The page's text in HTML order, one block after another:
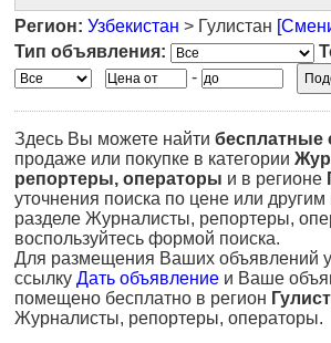
Регион: Узбекистан > Гулистан
Тип объявления:
-
Здесь Вы можете найти бесплатные
продаже или покупке в категории
репортеры, операторы и в регионе
уточнения поиска по цене или
разделе Журналисты, репортеры,
воспользуйтесь формой поиска.
Для размещения Ваших объявлений
ссылку Дать объявление и Ваше
помещено бесплатно в регион
Журналисты, репортеры, операторы.